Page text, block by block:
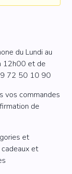
du Lundi au
12h00 et de
72 50 10 90
vos commandes
de
et
et